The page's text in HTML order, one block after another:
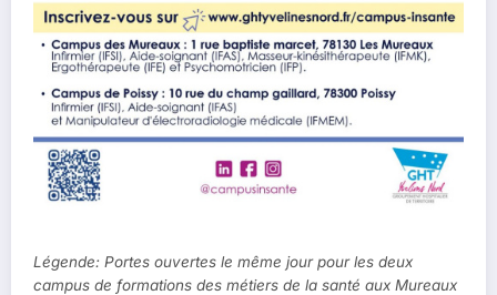
Légende: Portes ouvertes le même jour pour les deux
campus de formations des métiers de la santé aux Mureaux